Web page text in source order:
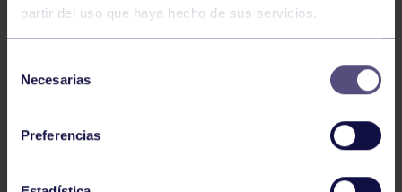
partir del uso que haya hecho de sus servicios.
Necesarias
Preferencias
Bolos 03 Ago 2026
AVANZA